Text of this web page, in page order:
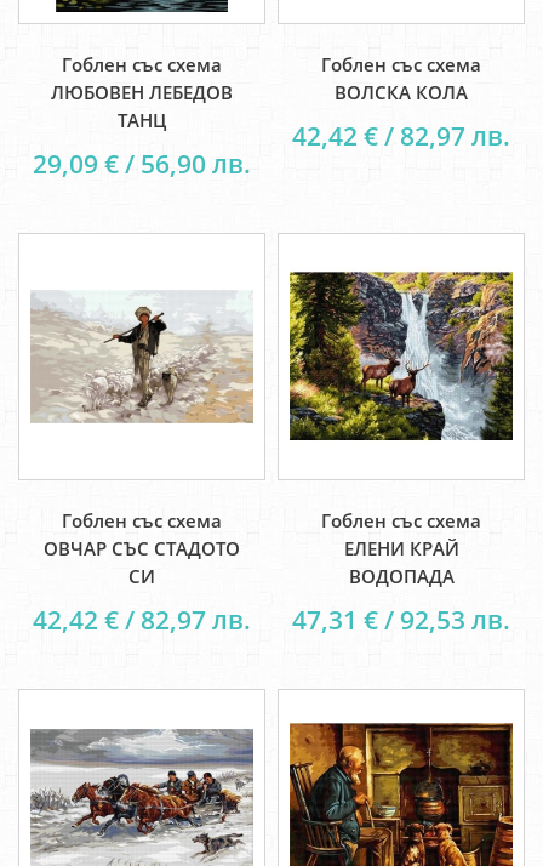
Гоблен със схема
ЛЮБОВЕН ЛЕБЕДОВ
ТАНЦ
29,09 € / 56,90 лв.
Гоблен със схема
ВОЛСКА КОЛА
42,42 € / 82,97 лв.
Гоблен със схема
ОВЧАР СЪС СТАДОТО
СИ
42,42 € / 82,97 лв.
Гоблен със схема
ЕЛЕНИ КРАЙ
ВОДОПАДА
47,31 € / 92,53 лв.